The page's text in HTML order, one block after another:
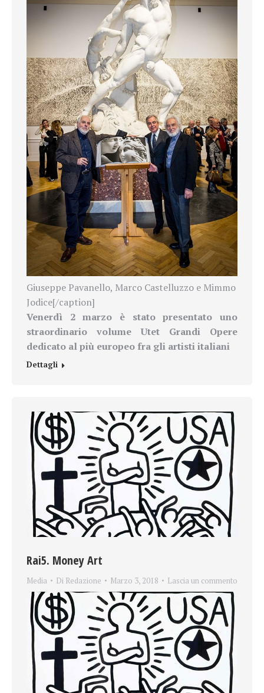
Giuseppe Pavanello, Marco Castelluzzo e Mimmo
Jodice[/caption]
Venerdì 2 marzo è stato presentato uno
straordinario volume Utet Grandi Opere
dedicato al più europeo fra gli artisti italiani
Dettagli
Rai5. Money Art
Media Di Redazione Marzo 3, 2018 Lascia un commento